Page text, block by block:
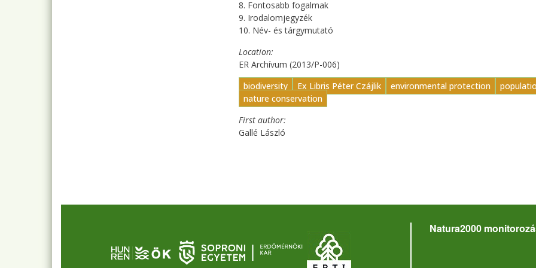
8. Fontosabb fogalmak
9. Irodalomjegyzék
10. Név- és tárgymutató
Location
ER Archívum (2013/P-006)
biodiversity
Ex Libris Péter Czájlik environmental protection
nature conservation
First author
Gallé László
Natura2000